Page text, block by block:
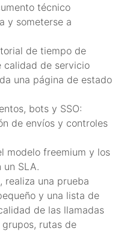
técnico
y someterse a
de tiempo de
calidad de servicio
una página de estado
bots y SSO:
de envíos y controles
modelo freemium y los
un SLA.
realiza una prueba
y una lista de
de las llamadas
rutas de